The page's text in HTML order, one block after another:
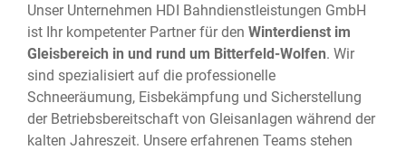
Unser Unternehmen HDI Bahndienstleistungen GmbH
ist Ihr kompetenter Partner für den Winterdienst im
Gleisbereich in und rund um Bitterfeld-Wolfen⁠. Wir
sind spezialisiert auf die professionelle
Schneeräumung, Eisbekämpfung und Sicherstellung
der Betriebsbereitschaft von Gleisanlagen während der
kalten Jahreszeit. Unsere erfahrenen Teams stehen